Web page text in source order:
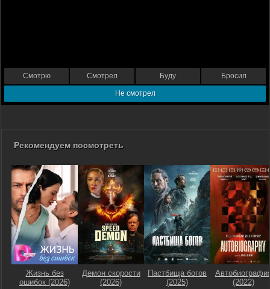
Смотрю Смотрел Буду Бросил
Не смотрел
Рекомендуем посмотреть
Жизнь без
ошибок (2026)
Демон скорости
(2026)
Пастбища богов
(2025)
(2022)